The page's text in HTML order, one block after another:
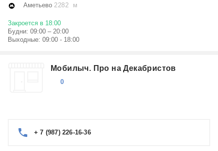
Аметьево 2282 м
Закроется в 18:00
Будни: 09:00 – 20:00
Выходные: 09:00 - 18:00
Мобилыч. Про на Декабристов
0
+ 7 (987) 226-16-36